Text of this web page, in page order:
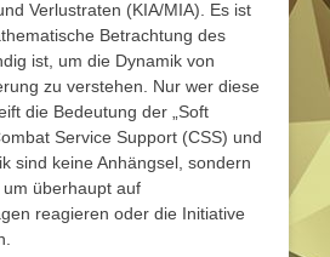
Verlustraten (KIA/MIA). Es ist
Betrachtung des
ist, um die Dynamik von
zu verstehen. Nur wer diese
die Bedeutung der „Soft
Service Support (CSS) und
sind keine Anhängsel, sondern
überhaupt auf
reagieren oder die Initiative